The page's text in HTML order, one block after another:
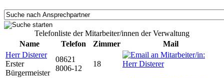
Telefonliste der Mitarbeiter/innen der Verwaltung
Name
Telefon Zimmer
Mail
Herr Disterer
Erster
Bürgermeister
08621
8006-12
18